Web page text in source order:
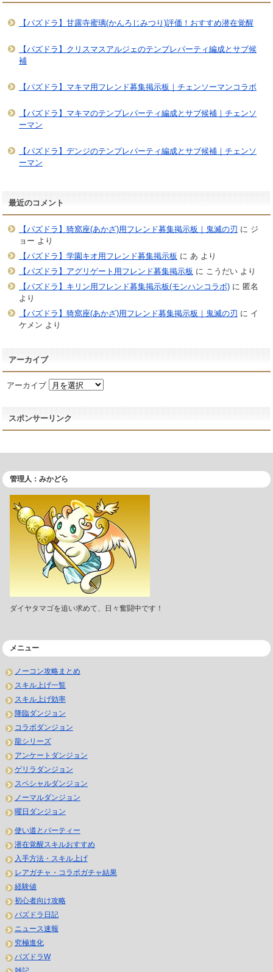
【パズドラ】甘露寺蜜璃(かんろじみつり)評価！おすすめ潜在覚醒
【パズドラ】クリスマスアルジェのテンプレパーティ編成とサブ候
補
【パズドラ】マキマ用フレンド募集掲示板｜チェンソーマンコラボ
【パズドラ】マキマのテンプレパーティ編成とサブ候補｜チェンソ
ーマン
【パズドラ】デンジのテンプレパーティ編成とサブ候補｜チェンソ
ーマン
最近のコメント
【パズドラ】猗窩座(あかざ)用フレンド募集掲示板｜鬼滅の刃 に ジ
ョー より
【パズドラ】学園キオ用フレンド募集掲示板 に あ より
【パズドラ】アグリゲート用フレンド募集掲示板 に こうだいより
【パズドラ】キリン用フレンド募集掲示板(モンハンコラボ)に 匿名
より
【パズドラ】猗窩座(あかざ)用フレンド募集掲示板｜鬼滅の刃 に イ
ケメン より
アーカイブ
アーカイブ
スポンサーリンク
管理人：みかどら
ダイヤタマゴを追い求めて、日々奮闘中です！
メニュー
ノーコン攻略まとめ
スキル上げ一覧
スキル上げ効率
降臨ダンジョン
コラボダンジョン
龍シリーズ
アンケートダンジョン
ゲリラダンジョン
スペシャルダンジョン
ノーマルダンジョン
曜日ダンジョン
使い道とパーティー
潜在覚醒スキルおすすめ
入手方法・スキル上げ
レアガチャ・コラボガチャ結果
経験値
初心者向け攻略
パズドラ日記
ニュース速報
究極進化
パズドラW